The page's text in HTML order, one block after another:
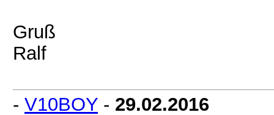
Gruß
Ralf
- V10BOY - 29.02.2016